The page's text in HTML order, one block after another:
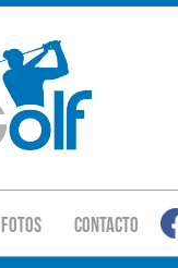
Fotos Contacto